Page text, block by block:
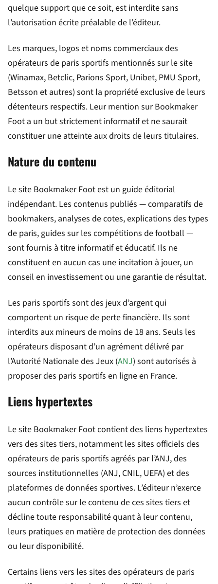
quelque support que ce soit, est interdite sans
l’autorisation écrite préalable de l’éditeur.
Les marques, logos et noms commerciaux des
opérateurs de paris sportifs mentionnés sur le site
(Winamax, Betclic, Parions Sport, Unibet, PMU Sport,
Betsson et autres) sont la propriété exclusive de leurs
détenteurs respectifs. Leur mention sur Bookmaker
Foot a un but strictement informatif et ne saurait
constituer une atteinte aux droits de leurs titulaires.
Nature du contenu
Le site Bookmaker Foot est un guide éditorial
indépendant. Les contenus publiés — comparatifs de
bookmakers, analyses de cotes, explications des types
de paris, guides sur les compétitions de football —
sont fournis à titre informatif et éducatif. Ils ne
constituent en aucun cas une incitation à jouer, un
conseil en investissement ou une garantie de résultat.
Les paris sportifs sont des jeux d’argent qui
comportent un risque de perte financière. Ils sont
interdits aux mineurs de moins de 18 ans. Seuls les
opérateurs disposant d’un agrément délivré par
l’Autorité Nationale des Jeux (ANJ) sont autorisés à
proposer des paris sportifs en ligne en France.
Liens hypertextes
Le site Bookmaker Foot contient des liens hypertextes
vers des sites tiers, notamment les sites officiels des
opérateurs de paris sportifs agréés par l’ANJ, des
sources institutionnelles (ANJ, CNIL, UEFA) et des
plateformes de données sportives. L’éditeur n’exerce
aucun contrôle sur le contenu de ces sites tiers et
décline toute responsabilité quant à leur contenu,
leurs pratiques en matière de protection des données
ou leur disponibilité.
Certains liens vers les sites des opérateurs de paris